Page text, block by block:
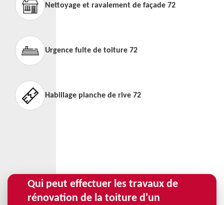
Nettoyage et ravalement de façade 72
Urgence fuite de toiture 72
Habillage planche de rive 72
Qui peut effectuer les travaux de
rénovation de la toiture d'un